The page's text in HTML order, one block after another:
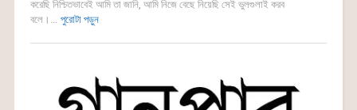
করেছি নিশ্চিতভাবেই আমি তা জানি, আমি নিজে বেছে নিয়েছি সেই ভুলগুলাই করব
বলে।... পুরোটা পড়ুন